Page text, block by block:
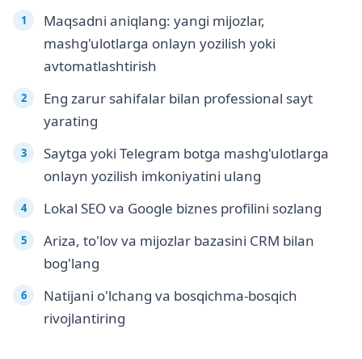
Maqsadni aniqlang: yangi mijozlar,
mashg'ulotlarga onlayn yozilish yoki
avtomatlashtirish
Eng zarur sahifalar bilan professional sayt
yarating
Saytga yoki Telegram botga mashg'ulotlarga
onlayn yozilish imkoniyatini ulang
Lokal SEO va Google biznes profilini sozlang
Ariza, to'lov va mijozlar bazasini CRM bilan
bog'lang
Natijani o'lchang va bosqichma-bosqich
rivojlantiring